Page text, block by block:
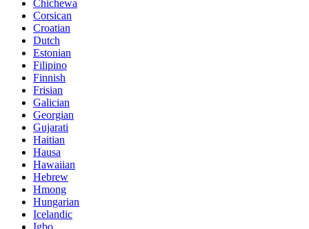
Chichewa
Corsican
Croatian
Dutch
Estonian
Filipino
Finnish
Frisian
Galician
Georgian
Gujarati
Haitian
Hausa
Hawaiian
Hebrew
Hmong
Hungarian
Icelandic